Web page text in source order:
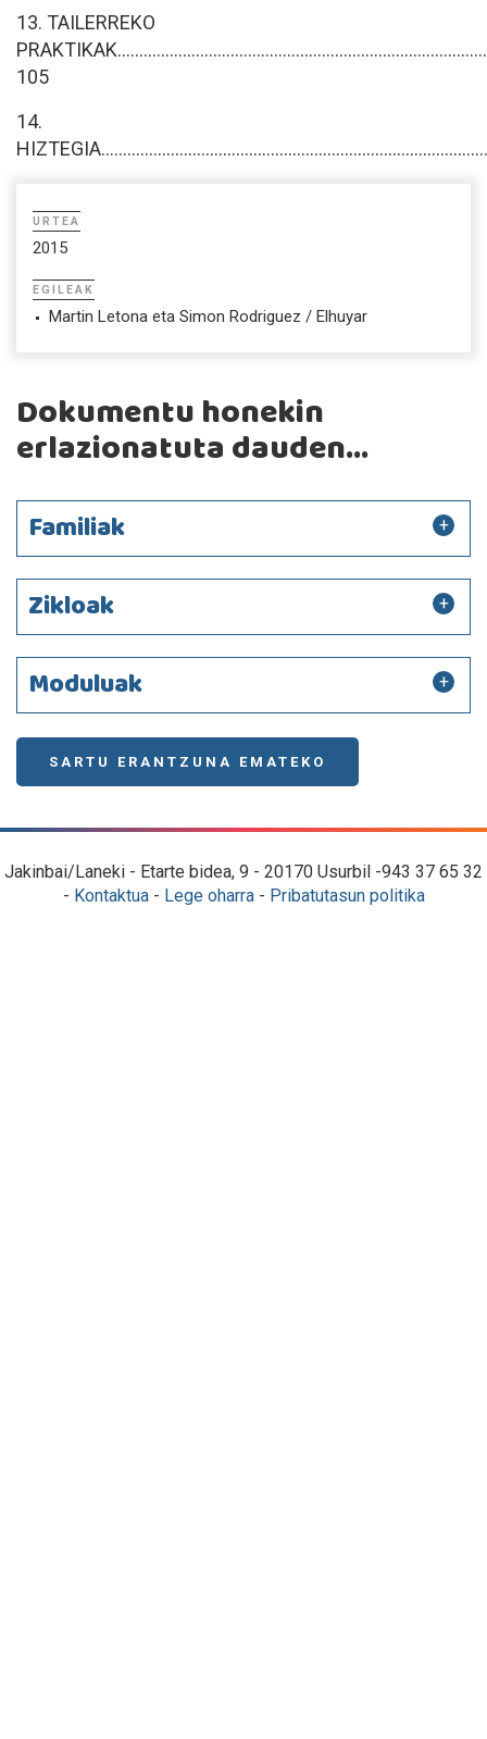
13. TAILERREKO
105
14.
URTEA
2015
EGILEAK
Martin Letona eta Simon Rodriguez / Elhuyar
Dokumentu honekin
erlazionatuta dauden...
Familiak
Zikloak
Moduluak
SARTU ERANTZUNA EMATEKO
Jakinbai/Laneki - Etarte bidea, 9 - 20170 Usurbil -943 37 65 32
- Kontaktua- Lege oharra- Pribatutasun politika